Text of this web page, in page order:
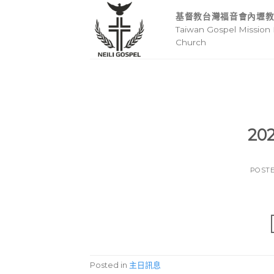
基督教台灣福音會內壢
Taiwan Gospel Mission
Church
Posted in 主日訊息